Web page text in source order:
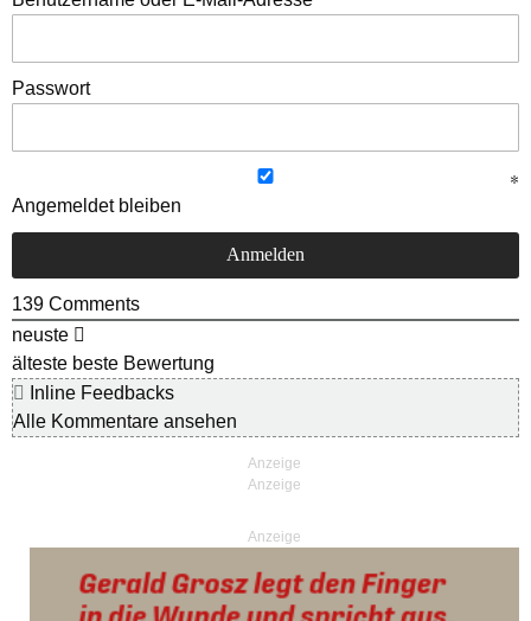
Passwort
Angemeldet bleiben
139 Comments
neuste
älteste beste Bewertung
Inline Feedbacks
Alle Kommentare ansehen
Anzeige